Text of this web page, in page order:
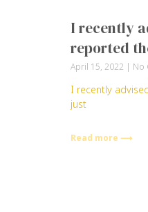
I recently
reported
April 15, 2022 No
I recently
just
Read more ⟶